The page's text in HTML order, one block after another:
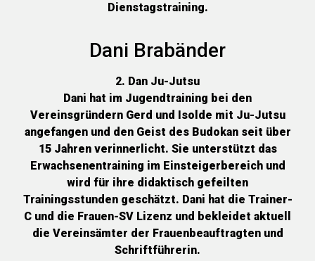
Dienstagstraining.
Dani Brabänder
2. Dan Ju-Jutsu
Dani hat im Jugendtraining bei den
Vereinsgründern Gerd und Isolde mit Ju-Jutsu
angefangen und den Geist des Budokan seit über
15 Jahren verinnerlicht. Sie unterstützt das
Erwachsenentraining im Einsteigerbereich und
wird für ihre didaktisch gefeilten
Trainingsstunden geschätzt. Dani hat die Trainer-
C und die Frauen-SV Lizenz und bekleidet aktuell
die Vereinsämter der Frauenbeauftragten und
Schriftführerin.